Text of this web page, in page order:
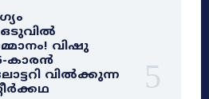
വിഷു
കാരൻ
വിൽക്കുന്ന